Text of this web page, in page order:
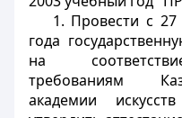
1. Провести с
года
на
требованиям
академии